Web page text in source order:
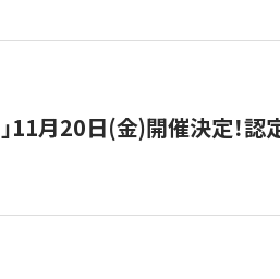
11月20日(金)開催決定！認